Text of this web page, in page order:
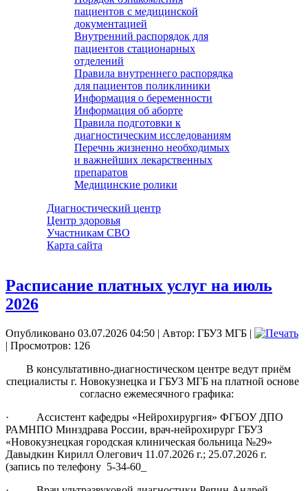
пациентов с медицинской
документацией
Внутренний распорядок для
пациентов стационарных
отделений
Правила внутреннего распорядка
для пациентов поликлиники
Информация о беременности
Информация об аборте
Правила подготовки к
диагностическим исследованиям
Перечнь жизненно необходимых
и важнейших лекарственных
препаратов
Медицинские ролики
Диагностический центр
Центр здоровья
Участникам СВО
Карта сайта
Расписание платных услуг на июль
2026
Опубликовано 03.07.2026 04:50 | Автор: ГБУЗ МГБ |
| Просмотров: 126
В консультативно-диагностическом центре ведут приём
специалисты г. Новокузнецка и ГБУЗ МГБ на платной основе
согласно ежемесячного графика:
· Ассистент кафедры «Нейрохирургия» ФГБОУ ДПО
РАМНПО Минздрава России, врач-нейрохирург ГБУЗ
«Новокузнецкая городская клиническая больница №29»
Давыдкин Кирилл Олегович 11.07.2026 г.; 25.07.2026 г.
(запись по телефону 5-34-60_